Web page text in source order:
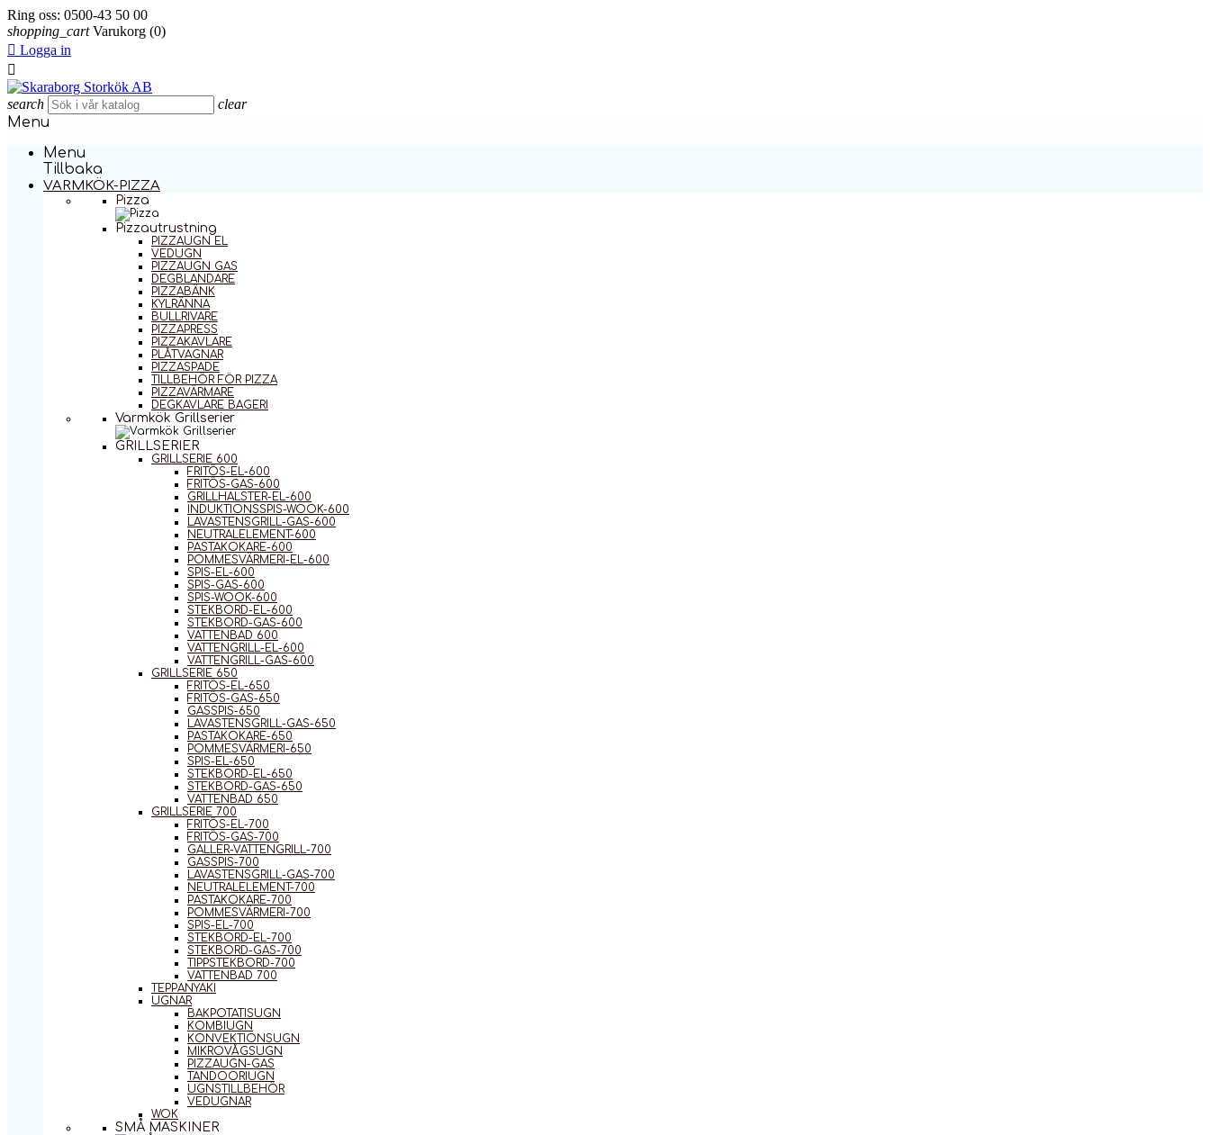
Ring oss: 0500-43 50 00
shopping_cart Varukorg (0)
 Logga in

search clear
Menu
Menu
Tillbaka
VARMKÖK-PIZZA
Pizza
Pizzautrustning
PIZZAUGN EL
VEDUGN
PIZZAUGN GAS
DEGBLANDARE
PIZZABÄNK
KYLRÄNNA
BULLRIVARE
PIZZAPRESS
PIZZAKAVLARE
PLÅTVAGNAR
PIZZASPADE
TILLBEHÖR FÖR PIZZA
PIZZAVÄRMARE
DEGKAVLARE BAGERI
Varmkök Grillserier
GRILLSERIER
GRILLSERIE 600
FRITÖS-EL-600
FRITÖS-GAS-600
GRILLHALSTER-EL-600
INDUKTIONSSPIS-WOOK-600
LAVASTENSGRILL-GAS-600
NEUTRALELEMENT-600
PASTAKOKARE-600
POMMESVÄRMERI-EL-600
SPIS-EL-600
SPIS-GAS-600
SPIS-WOOK-600
STEKBORD-EL-600
STEKBORD-GAS-600
VATTENBAD 600
VATTENGRILL-EL-600
VATTENGRILL-GAS-600
GRILLSERIE 650
FRITÖS-EL-650
FRITÖS-GAS-650
GASSPIS-650
LAVASTENSGRILL-GAS-650
PASTAKOKARE-650
POMMESVÄRMERI-650
SPIS-EL-650
STEKBORD-EL-650
STEKBORD-GAS-650
VATTENBAD 650
GRILLSERIE 700
FRITÖS-EL-700
FRITÖS-GAS-700
GALLER-VATTENGRILL-700
GASSPIS-700
LAVASTENSGRILL-GAS-700
NEUTRALELEMENT-700
PASTAKOKARE-700
POMMESVÄRMERI-700
SPIS-EL-700
STEKBORD-EL-700
STEKBORD-GAS-700
TIPPSTEKBORD-700
VATTENBAD 700
TEPPANYAKI
UGNAR
BAKPOTATISUGN
KOMBIUGN
KONVEKTIONSUGN
MIKROVÅGSUGN
PIZZAUGN-GAS
TANDOORIUGN
UGNSTILLBEHÖR
VEDUGNAR
WOK
SMÅ MASKINER